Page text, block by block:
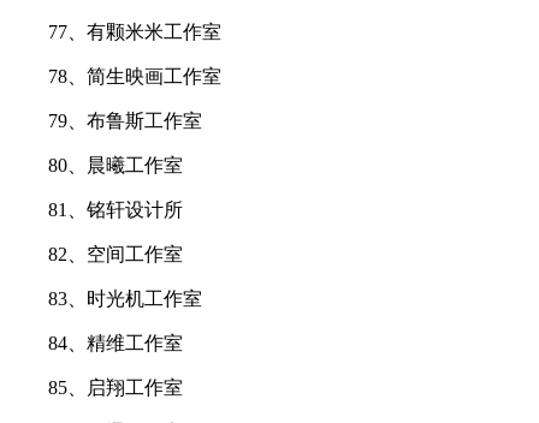
77、有颗米米工作室
78、简生映画工作室
79、布鲁斯工作室
80、晨曦工作室
81、铭轩设计所
82、空间工作室
83、时光机工作室
84、精维工作室
85、启翔工作室